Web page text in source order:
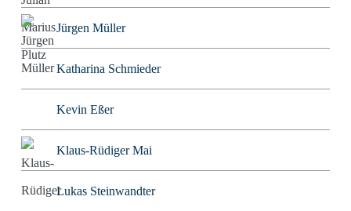
Jürgen Müller
Katharina Schmieder
Kevin Eßer
Klaus-Rüdiger Mai
Lukas Steinwandter